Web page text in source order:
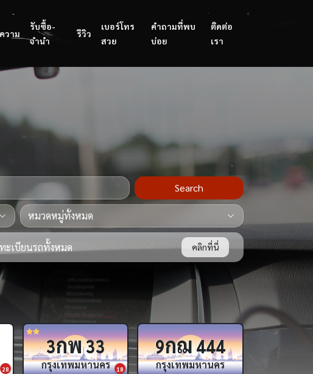
วาม
รับซื้อ-
จำนำ
รีวิว
เบอร์โทร
สวย
คำถามที่พบ
บ่อย
ติดต่อ
เรา
Search
ะเบียนรถทั้งหมด คลิกที่นี่
9
ภข6
กรุงเทพมหานคร
ศห10
กรุงเทพมหานคร